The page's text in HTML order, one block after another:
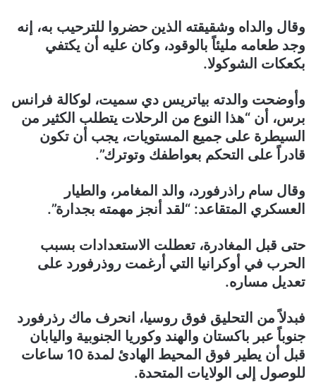
وقال والداه وشقيقته الذين حضروا للترحيب به، إنه
وجد طعامه مليئاً بالوقود، وكان عليه أن يكتفي
بكعكات الشوكولا.
وأوضحت والدته بياتريس دي سميت، لوكالة فرانس
برس، أن “هذا النوع من الرحلات يتطلب الكثير من
السيطرة على جميع المستويات، يجب أن تكون
قادراً على التحكم بعواطفك وتوترك”.
وقال سام راذرفورد، والد المغامر، والطيار
العسكري المتقاعد: “لقد أنجز مهمته بجدارة”.
حتى قبل المغادرة، تعطلت الاستعدادات بسبب
الحرب في أوكرانيا التي أرغمت روذرفورد على
تعديل مساره.
فبدلاً من التحليق فوق روسيا، انحرف ماك رذرفورد
جنوباً عبر باكستان والهند وكوريا الجنوبية واليابان
قبل أن يطير فوق المحيط الهادئ لمدة 10 ساعات
للوصول إلى الولايات المتحدة.